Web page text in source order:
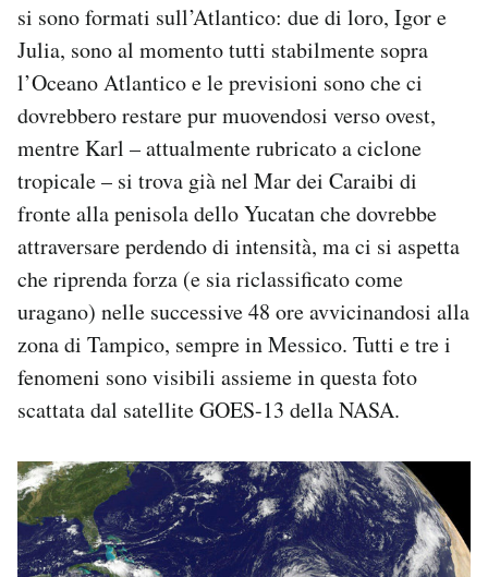
CALENDARIO
AREA PERSONALE
Newsletter
Notifiche mobile
Regala il Post
Hai bisogno di aiuto?
Esci
si sono formati sull’Atlantico: due di loro, Igor e
Julia, sono al momento tutti stabilmente sopra
l’Oceano Atlantico e le previsioni sono che ci
dovrebbero restare pur muovendosi verso ovest,
mentre Karl – attualmente rubricato a ciclone
tropicale – si trova già nel Mar dei Caraibi di
fronte alla penisola dello Yucatan che dovrebbe
attraversare perdendo di intensità, ma ci si aspetta
che riprenda forza (e sia riclassificato come
uragano) nelle successive 48 ore avvicinandosi alla
zona di Tampico, sempre in Messico. Tutti e tre i
fenomeni sono visibili assieme in questa foto
scattata dal satellite GOES-13 della NASA.